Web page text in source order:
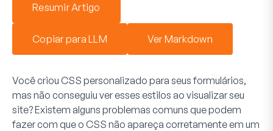
Resumir Artigo
Copiar para LLM Ver Markdown
Você criou CSS personalizado para seus formulários,
mas não conseguiu ver esses estilos ao visualizar seu
site? Existem alguns problemas comuns que podem
fazer com que o CSS não apareça corretamente em um